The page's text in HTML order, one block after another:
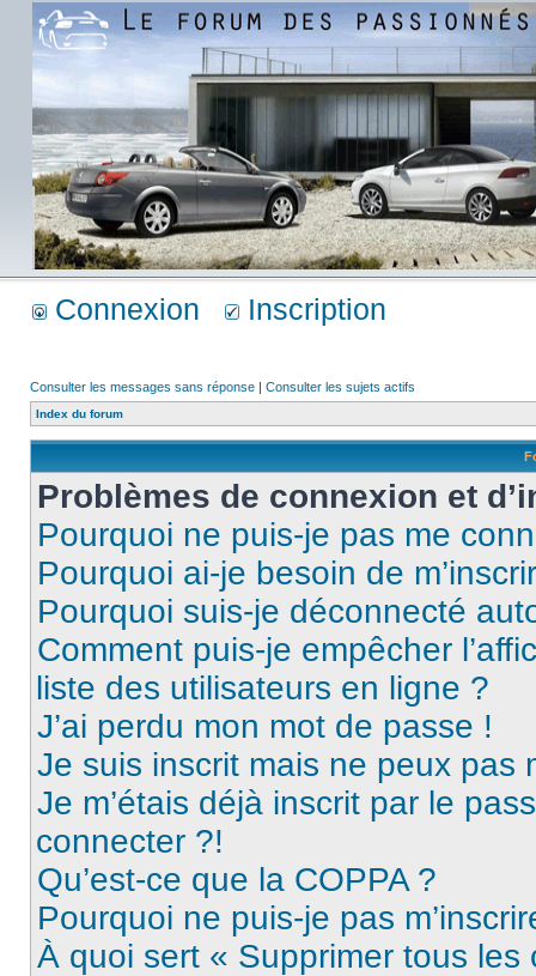
Connexion Inscription
Consulter les messages sans réponse | Consulter les sujets actifs
Index du forum
Problèmes de connexion et
Pourquoi ne puis-je pas me
Pourquoi ai-je besoin de
Pourquoi suis-je déconnecté
Comment puis-je empêcher
liste des utilisateurs en ligne ?
J’ai perdu mon mot de passe !
Je suis inscrit mais ne peux pas
Je m’étais déjà inscrit par le
connecter ?!
Qu’est-ce que la COPPA ?
Pourquoi ne puis-je pas
À quoi sert « Supprimer tous les